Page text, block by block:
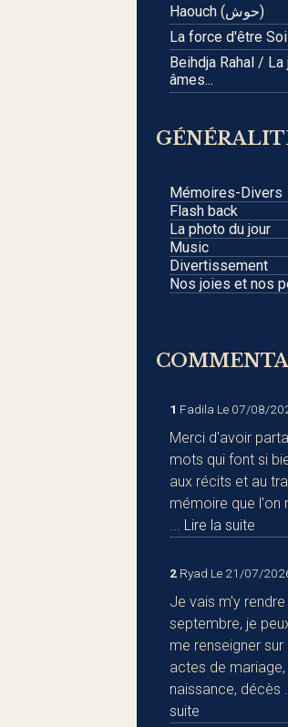
Haouch (حوش)
La force d'être Soi
Beihdja Rahal /
âmes...
Mémoires-Divers
Flash back
La photo du jour
Music
Divertissement
Nos joies et nos
1 Fadila Le 07/08/
Merci d'avoir
mots qui font si
aux récits et au
mémoire que l'on
... Lire la suite
2 Ryad Le 21/07/
Je vais m'y rendre
septembre, je
me renseigner sur
actes de mariage,
naissance, décès
suite